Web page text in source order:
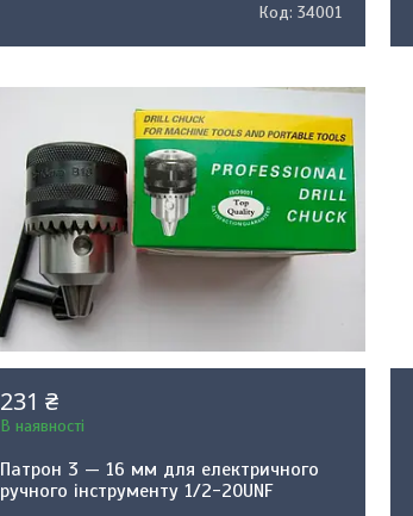
34001
231 ₴
В наявності
Патрон 3 — 16 мм для електричного
ручного інструменту 1/2-20UNF